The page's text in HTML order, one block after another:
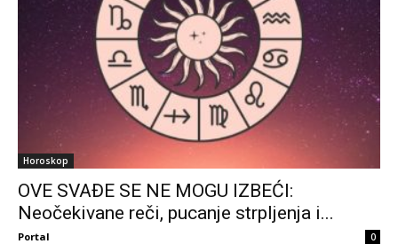
Horoskop
OVE SVAĐE SE NE MOGU IZBEĆI:
Neočekivane reči, pucanje strpljenja i...
Portal 0